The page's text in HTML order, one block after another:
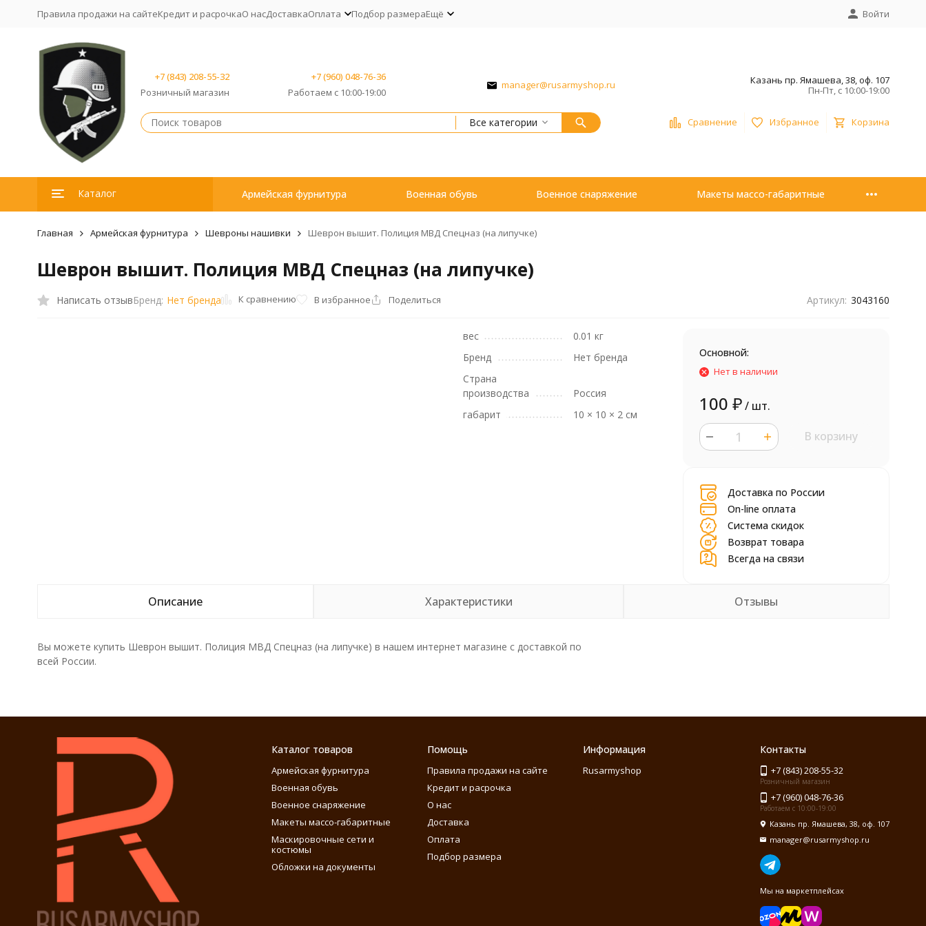
Правила продажи на сайтеКредит и расрочкаО насДоставкаОплата Подбор размераЕщё Войти
+7 (843) 208-55-32
Розничный магазин
+7 (960) 048-76-36
Работаем с 10:00-19:00
manager@rusarmyshop.ru
Казань пр. Ямашева, 38, оф. 107
Пн-Пт, с 10:00-19:00
Все категории Сравнение Избранное Корзина
Каталог Армейская фурнитура Военная обувь Военное снаряжение Макеты массо-габаритные
Главная Армейская фурнитура Шевроны нашивки Шеврон вышит. Полиция МВД Спецназ (на липучке)
Шеврон вышит. Полиция МВД Спецназ (на липучке)
Написать отзывБренд: Нет бренда К сравнению В избранное Поделиться Артикул: 3043160
вес
0.01 кг
Бренд
Нет бренда
Страна
производства
Россия
габарит
10 × 10 × 2 см
Основной:
Нет в наличии
100 ₽/ шт.
В корзину
Доставка по России
On-line оплата
Система скидок
Возврат товара
Всегда на связи
Описание Характеристики Отзывы
Вы можете купить Шеврон вышит. Полиция МВД Спецназ (на липучке) в нашем интернет магазине с доставкой по
всей России.
Каталог товаров
Армейская фурнитура
Военная обувь
Военное снаряжение
Макеты массо-габаритные
Маскировочные сети и
костюмы
Обложки на документы
Помощь
Правила продажи на сайте
Кредит и расрочка
О нас
Доставка
Оплата
Подбор размера
Информация
Rusarmyshop
Контакты
+7 (843) 208-55-32
Розничный магазин
+7 (960) 048-76-36
Работаем с 10:00-19:00
Казань пр. Ямашева, 38, оф. 107
manager@rusarmyshop.ru
Мы на маркетплейсах